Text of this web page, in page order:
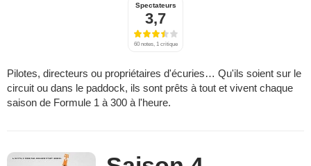
Spectateurs
3,7
60 notes, 1 critique
Pilotes, directeurs ou propriétaires d'écuries… Qu'ils soient sur le
circuit ou dans le paddock, ils sont prêts à tout et vivent chaque
saison de Formule 1 à 300 à l'heure.